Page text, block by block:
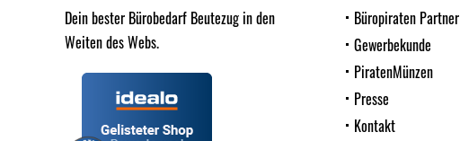
Dein bester Bürobedarf Beutezug in den
Weiten des Webs.
Büropiraten Partner
Gewerbekunde
PiratenMünzen
Presse
Kontakt